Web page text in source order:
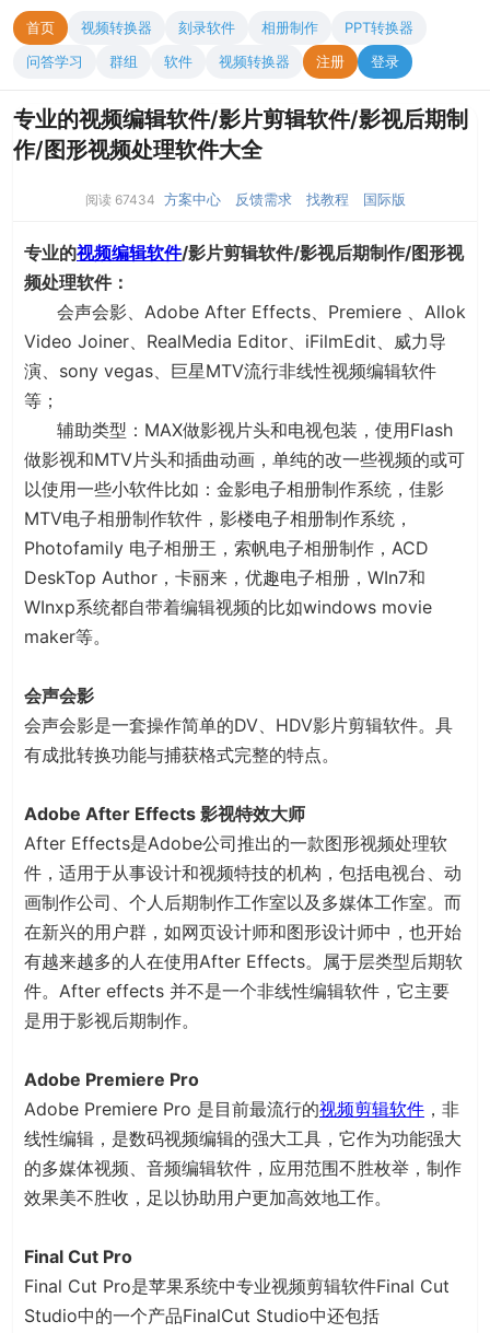
首页 视频转换器 刻录软件 相册制作
PPT转换器
问答学习
群组 软件 视频转换器 注册 登录
专业的视频编辑软件/影片剪辑软件/影视后期制
作/图形视频处理软件大全
阅读 67434 方案中心 反馈需求 找教程 国际版
专业的视频编辑软件/影片剪辑软件/影视后期制作/图形视
频处理软件：
会声会影、Adobe After Effects、Premiere 、Allok
Video Joiner、RealMedia Editor、iFilmEdit、威力导
演、sony vegas、巨星MTV流行非线性视频编辑软件
等；
辅助类型：MAX做影视片头和电视包装，使用Flash
做影视和MTV片头和插曲动画，单纯的改一些视频的或可
以使用一些小软件比如：金影电子相册制作系统，佳影
MTV电子相册制作软件，影楼电子相册制作系统，
Photofamily 电子相册王，索帆电子相册制作，ACD
DeskTop Author，卡丽来，优趣电子相册，WIn7和
WInxp系统都自带着编辑视频的比如windows movie
maker等。
会声会影
会声会影是一套操作简单的DV、HDV影片剪辑软件。具
有成批转换功能与捕获格式完整的特点。
Adobe After Effects 影视特效大师
After Effects是Adobe公司推出的一款图形视频处理软
件，适用于从事设计和视频特技的机构，包括电视台、动
画制作公司、个人后期制作工作室以及多媒体工作室。而
在新兴的用户群，如网页设计师和图形设计师中，也开始
有越来越多的人在使用After Effects。属于层类型后期软
件。After effects 并不是一个非线性编辑软件，它主要
是用于影视后期制作。
Adobe Premiere Pro
Adobe Premiere Pro 是目前最流行的视频剪辑软件 ，非
线性编辑，是数码视频编辑的强大工具，它作为功能强大
的多媒体视频、音频编辑软件，应用范围不胜枚举，制作
效果美不胜收，足以协助用户更加高效地工作。
Final Cut Pro
Final Cut Pro是苹果系统中专业视频剪辑软件Final Cut
Studio中的一个产品FinalCut Studio中还包括